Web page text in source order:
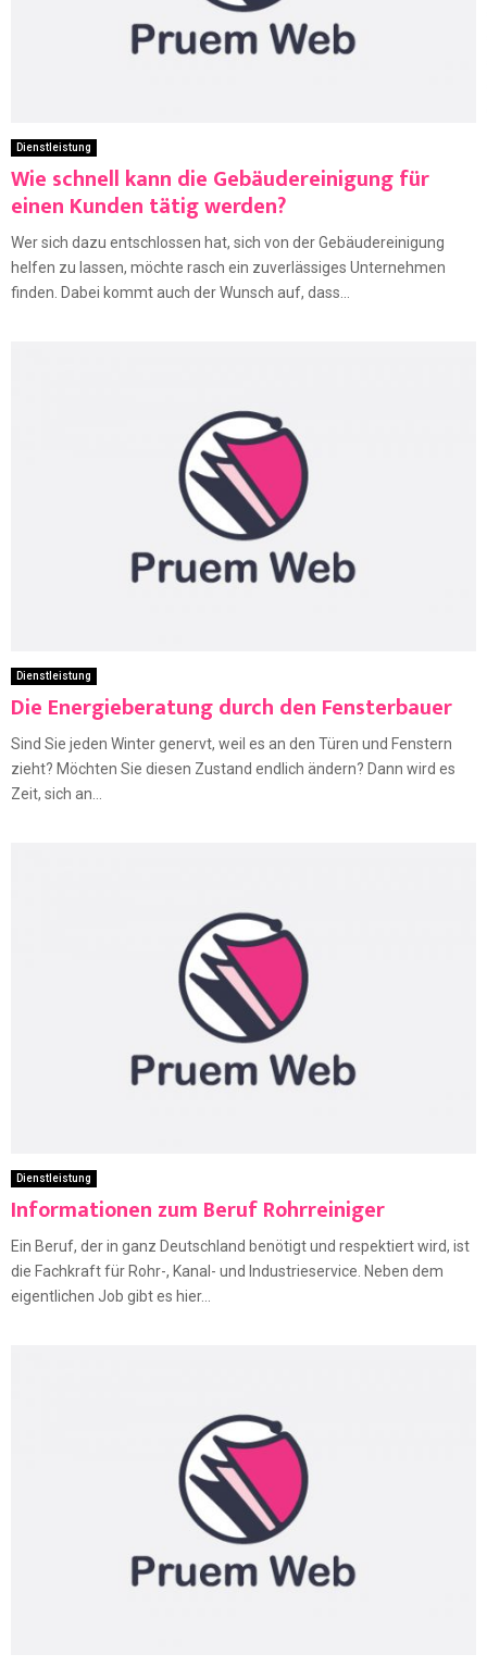
Dienstleistung
Wie schnell kann die Gebäudereinigung für
einen Kunden tätig werden?
Wer sich dazu entschlossen hat, sich von der Gebäudereinigung
helfen zu lassen, möchte rasch ein zuverlässiges Unternehmen
finden. Dabei kommt auch der Wunsch auf, dass...
Dienstleistung
Die Energieberatung durch den Fensterbauer
Sind Sie jeden Winter genervt, weil es an den Türen und Fenstern
zieht? Möchten Sie diesen Zustand endlich ändern? Dann wird es
Zeit, sich an...
Dienstleistung
Informationen zum Beruf Rohrreiniger
Ein Beruf, der in ganz Deutschland benötigt und respektiert wird, ist
die Fachkraft für Rohr-, Kanal- und Industrieservice. Neben dem
eigentlichen Job gibt es hier...